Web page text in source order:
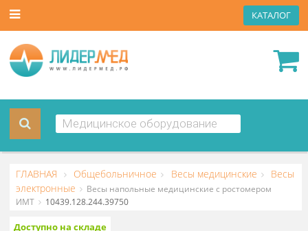
ГЛАВНАЯ Общебольничное Весы медицинские
электронные
ИМТ 10439.128.244.39750